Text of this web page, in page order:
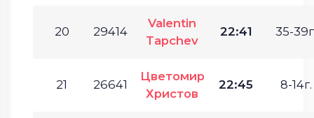
20 29414
Valentin
Tapchev
22:41 35-
21 26641
Цветомир
Христов
22:45 8-14г.